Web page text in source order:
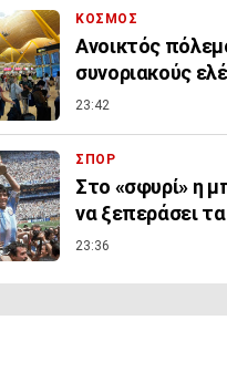
ΚΟΣΜΟΣ
Ανοικτός
συνοριακούς
23:42
ΣΠΟΡ
Στο «σφυρί» η
να ξεπεράσει
23:36